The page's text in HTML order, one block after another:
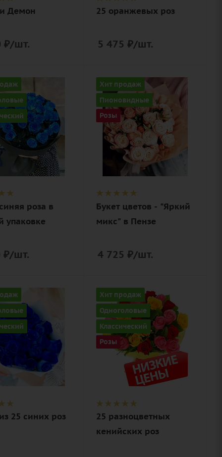
Демон
₽/шт.
25 оранжевых роз
5 475 ₽/шт.
роза в
упаковке
₽/шт.
Хит продаж
Пионовидные
Розы
Цвет
кремовый
Описание
роза
пионовидная,
зелень, лента,
дизайнерская
упаковка
Букет цветов - "Яркий
микс" в Пензе
4 725 ₽/шт.
25 синих роз
Хит продаж
Одноголовые
Классический
Розы
Количество
25
Цвет
разноцветный
Описание
роза, лента,
дизайнерская
упаковка
25 разноцветных
кенийских роз